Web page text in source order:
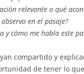
relevante o qué
en el pasaje?
y cómo me habla este
compartido y
de tener lo